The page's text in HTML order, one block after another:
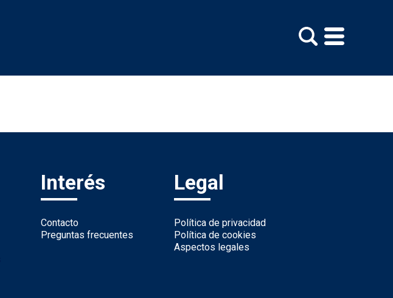
Interés
Contacto
Preguntas frecuentes
Legal
Política de privacidad
Política de cookies
Aspectos legales